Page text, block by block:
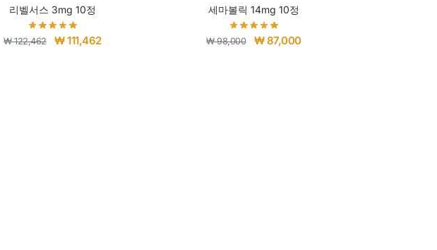
리벨서스 3mg 10정
₩122,462 ₩111,462
세마볼릭 14mg 10정
₩98,000 ₩87,000